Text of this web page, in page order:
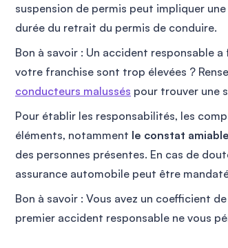
suspension de permis peut impliquer une
durée du retrait du permis de conduire.
Bon à savoir : Un accident responsable
votre franchise sont trop élevées ?
conducteurs malussés pour trouver une
Pour établir les responsabilités, les
éléments, notamment le constat amiable
des personnes présentes. En cas de
assurance automobile peut être
Bon à savoir : Vous avez un coefficient
premier accident responsable ne vous